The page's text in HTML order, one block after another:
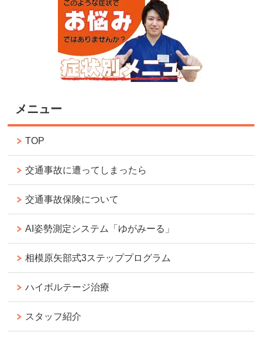
メニュー
TOP
交通事故に遭ってしまったら
交通事故保険について
AI姿勢測定システム「ゆがみーる」
相模原矢部式3ステッププログラム
ハイボルテージ治療
スタッフ紹介